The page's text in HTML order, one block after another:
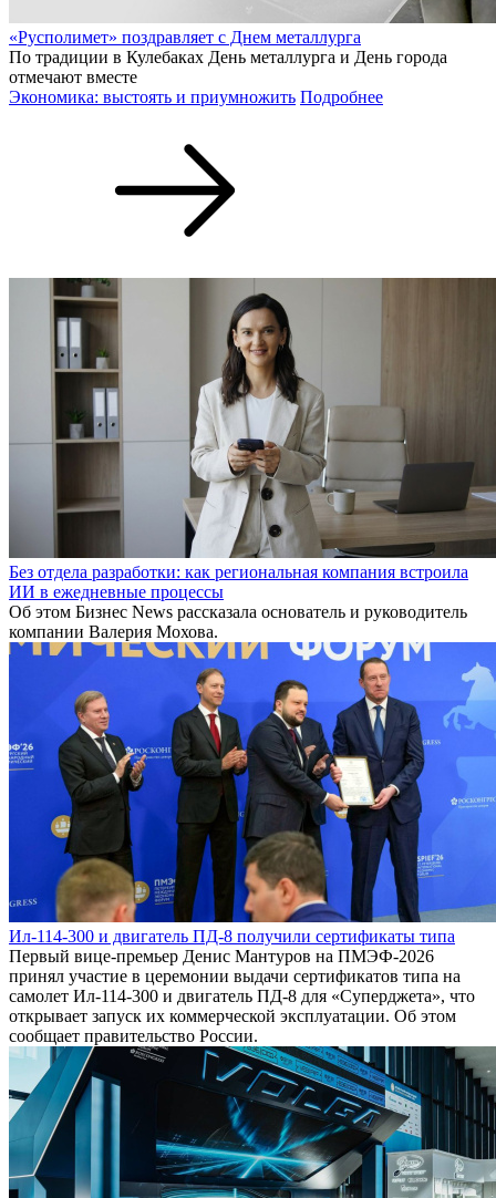
«Русполимет» поздравляет с Днем металлурга
По традиции в Кулебаках День металлурга и День города
отмечают вместе
Экономика: выстоять и приумножить Подробнее
Без отдела разработки: как региональная компания встроила
ИИ в ежедневные процессы
Об этом Бизнес News рассказала основатель и руководитель
компании Валерия Мохова.
Ил-114-300 и двигатель ПД-8 получили сертификаты типа
Первый вице-премьер Денис Мантуров на ПМЭФ-2026
принял участие в церемонии выдачи сертификатов типа на
самолет Ил-114-300 и двигатель ПД-8 для «Суперджета», что
открывает запуск их коммерческой эксплуатации. Об этом
сообщает правительство России.